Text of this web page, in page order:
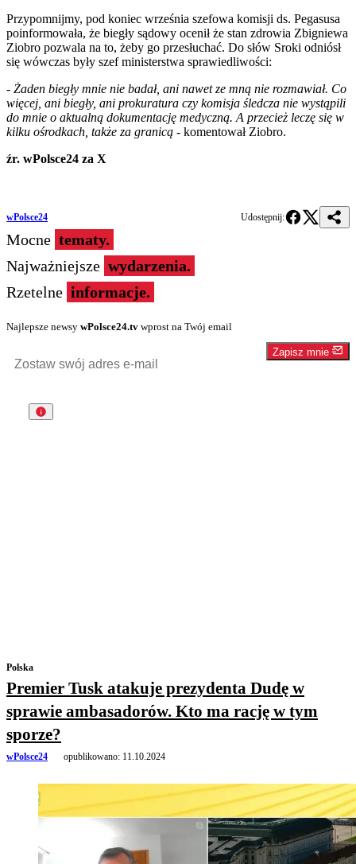
Przypomnijmy, pod koniec września szefowa komisji ds. Pegasusa
poinformowała, że biegły sądowy ocenił że stan zdrowia Zbigniewa
Ziobro pozwala na to, żeby go przesłuchać. Do słów Sroki odniósł
się wówczas były szef ministerstwa sprawiedliwości:
- Żaden biegły mnie nie badał, ani nawet ze mną nie rozmawiał. Co
więcej, ani biegły, ani prokuratura czy komisja śledcza nie wystąpili
do mnie o aktualną dokumentację medyczną. A przecież leczę się w
kilku ośrodkach, także za granicą - komentował Ziobro.
źr. wPolsce24 za X
wPolsce24 Udostępnij:
Mocne tematy.
Najważniejsze wydarzenia.
Rzetelne informacje.
Najlepsze newsy wPolsce24.tv wprost na Twój email
Zapisz mnie
Polska
Premier Tusk atakuje prezydenta Dudę w
sprawie ambasadorów. Kto ma rację w tym
sporze?
wPolsce24 opublikowano: 11.10.2024